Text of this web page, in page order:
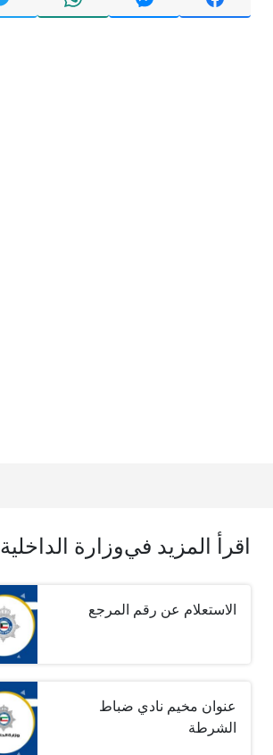
اقرأ المزيد فيوزارة الداخلية
الاستعلام عن رقم المرجع
عنوان مخيم نادي ضباط
الشرطة